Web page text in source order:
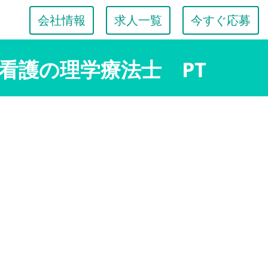
今すぐ応募
求人一覧
会社情報
護の理学療法士 PT